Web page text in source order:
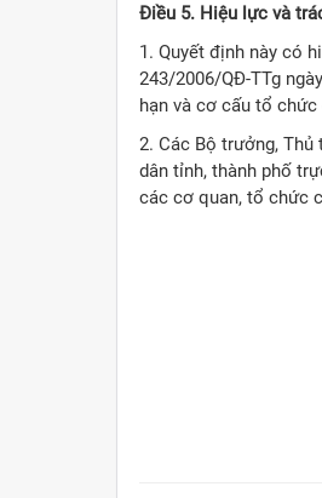
Điều 5. Hiệu lực và
1. Quyết định này có
243/2006/QĐ-TTg
hạn và cơ cấu tổ
2. Các Bộ trưởng, Thủ
dân tỉnh, thành phố
các cơ quan, tổ chức